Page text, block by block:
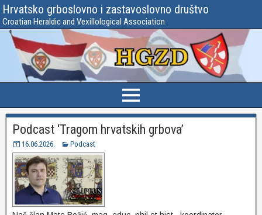
Hrvatsko grboslovno i zastavoslovno društvo
Croatian Heraldic and Vexillological Association
Podcast ‘Tragom hrvatskih grbova’
16.06.2026. Podcast